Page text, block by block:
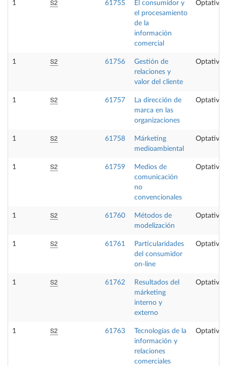
1 S2 61755
El consumidor y
el procesamiento
de la
información
comercial
Optativa
1 S2 61756
Gestión de
relaciones y
valor del cliente
Optativa
1 S2 61757
La dirección de
marca en las
organizaciones
Optativa
1 S2 61758
Márketing
medioambiental
Optativa
1 S2 61759
Medios de
comunicación
no
convencionales
Optativa
1 S2 61760
Métodos de
modelización
Optativa
1 S2 61761
Particularidades
del consumidor
on-line
Optativa
1 S2 61762
Resultados del
márketing
interno y
externo
Optativa
1 S2 61763
Tecnologías de la
información y
relaciones
comerciales
Optativa